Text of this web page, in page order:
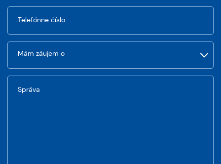
Telefónne číslo
Správa